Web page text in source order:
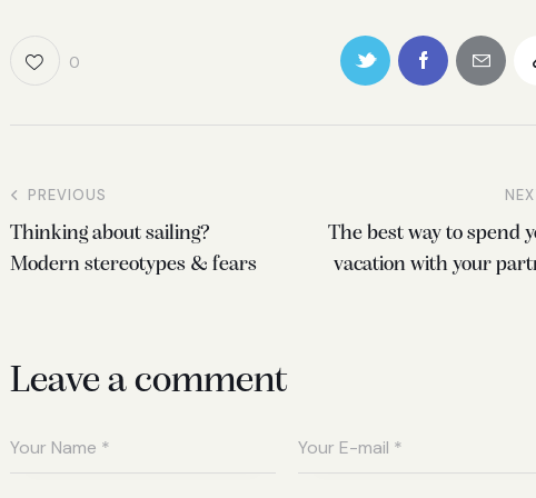
0
PREVIOUS
Thinking about sailing?
Modern stereotypes & fears
The best way to spend
vacation with your
Leave a comment